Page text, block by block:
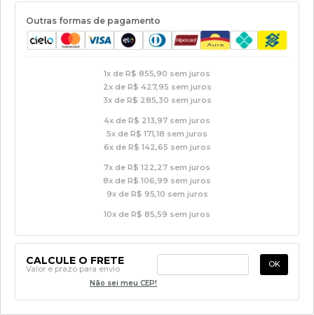
Outras formas de pagamento
1x de R$ 855,90 sem juros
2x de R$ 427,95 sem juros
3x de R$ 285,30 sem juros
4x de R$ 213,97 sem juros
5x de R$ 171,18 sem juros
6x de R$ 142,65 sem juros
7x de R$ 122,27 sem juros
8x de R$ 106,99 sem juros
9x de R$ 95,10 sem juros
10x de R$ 85,59 sem juros
CALCULE O FRETE
Valor e prazo para envio OK
Não sei meu CEP!